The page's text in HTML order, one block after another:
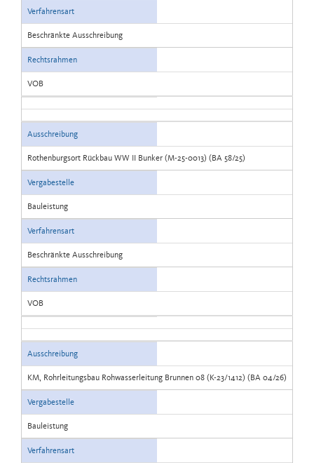
Verfahrensart
Beschränkte Ausschreibung
Rechtsrahmen
VOB
Ausschreibung
Rothenburgsort Rückbau WW II Bunker (M-25-0013) (BA 58/25)
Vergabestelle
Bauleistung
Verfahrensart
Beschränkte Ausschreibung
Rechtsrahmen
VOB
Ausschreibung
KM, Rohrleitungsbau Rohwasserleitung Brunnen 08 (K-23/1412) (BA 04/26)
Vergabestelle
Bauleistung
Verfahrensart